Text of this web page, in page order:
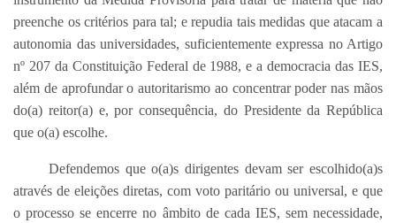
preenche os critérios para tal; e repudia tais medidas que atacam a
autonomia das universidades, suficientemente expressa no Artigo
nº 207 da Constituição Federal de 1988, e a democracia das IES,
além de aprofundar o autoritarismo ao concentrar poder nas mãos
do(a) reitor(a) e, por consequência, do Presidente da República
que o(a) escolhe.
Defendemos que o(a)s dirigentes devam ser escolhido(a)s
através de eleições diretas, com voto paritário ou universal, e que
o processo se encerre no âmbito de cada IES, sem necessidade,